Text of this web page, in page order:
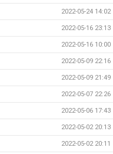
2022-05-24 14:02
2022-05-16 23:13
2022-05-16 10:00
2022-05-09 22:16
2022-05-09 21:49
2022-05-07 22:26
2022-05-06 17:43
2022-05-02 20:13
2022-05-02 20:11